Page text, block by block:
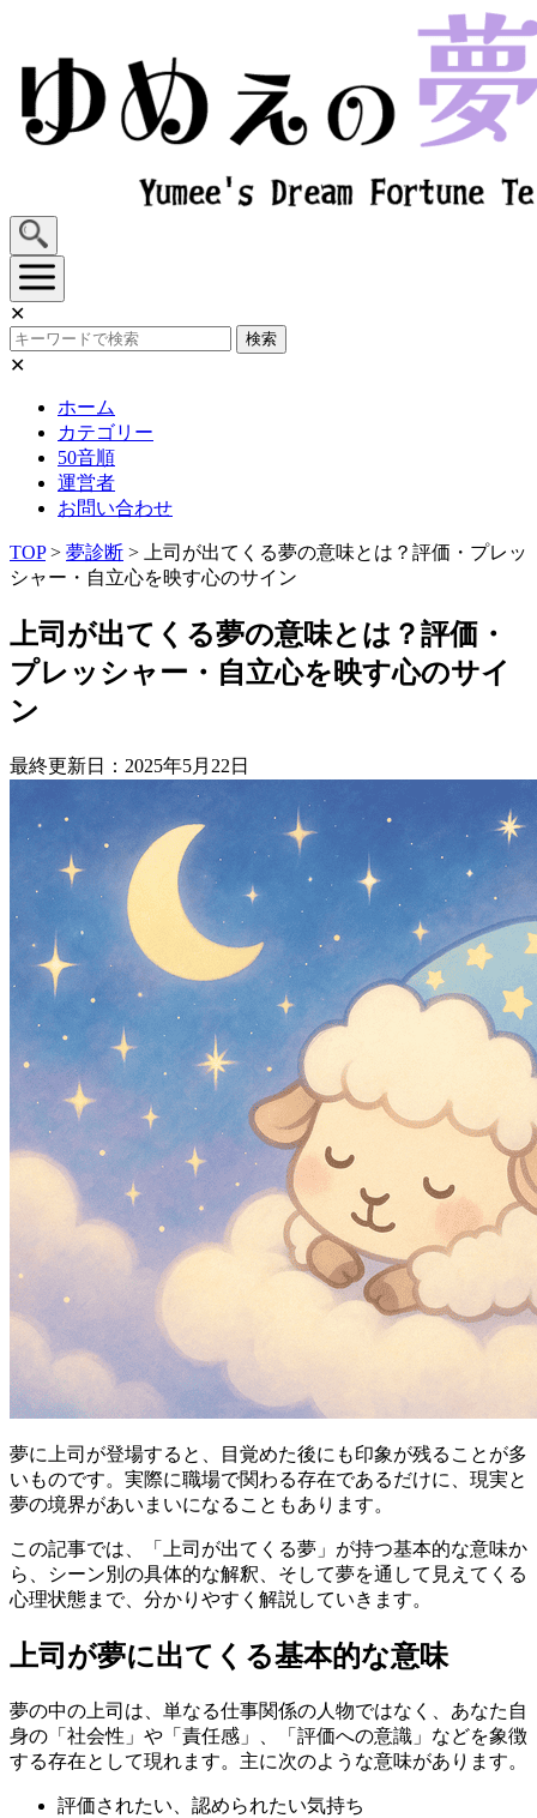
content
✕
検索
✕
ホーム
カテゴリー
50音順
運営者
お問い合わせ
TOP> 夢診断 >
上司が出てくる夢の意味とは？評価・プレッ
シャー・自立心を映す心のサイン
上司が出てくる夢の意味とは？評価・
プレッシャー・自立心を映す心のサイ
ン
最終更新日：2025年5月22日
夢に上司が登場すると、目覚めた後にも印象が残ることが多
いものです。実際に職場で関わる存在であるだけに、現実と
夢の境界があいまいになることもあります。
この記事では、「上司が出てくる夢」が持つ基本的な意味か
ら、シーン別の具体的な解釈、そして夢を通して見えてくる
心理状態まで、分かりやすく解説していきます。
上司が夢に出てくる基本的な意味
夢の中の上司は、単なる仕事関係の人物ではなく、あなた自
身の「社会性」や「責任感」、「評価への意識」などを象徴
する存在として現れます。主に次のような意味があります。
評価されたい、認められたい気持ち